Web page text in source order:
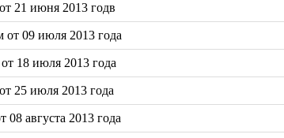
21 июня 2013 годв
от 09 июля 2013 года
18 июля 2013 года
25 июля 2013 года
августа 2013 года